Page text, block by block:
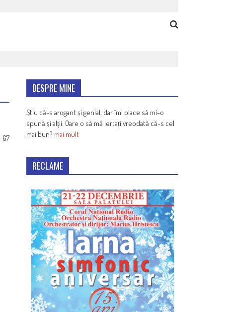
67
DESPRE MINE
Știu că-s arogant și genial, dar îmi place să mi-o
spună și alții. Oare o să mă iertați vreodată că-s cel
mai bun? mai mult
RECLAME